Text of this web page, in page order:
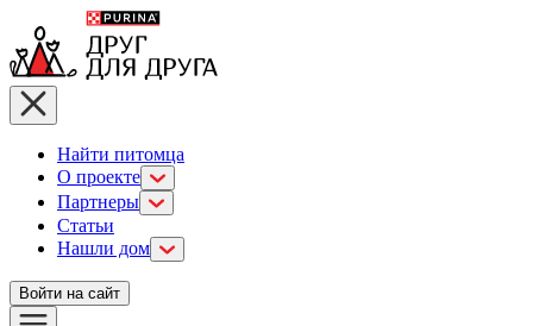
Найти питомца
О проекте
Партнеры
Статьи
Нашли дом
Войти на сайт